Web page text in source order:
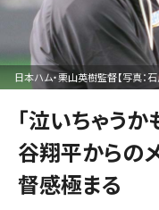
日本ハム・栗山英樹監督【写真：
「泣いちゃう
谷翔平からの
督感極まる